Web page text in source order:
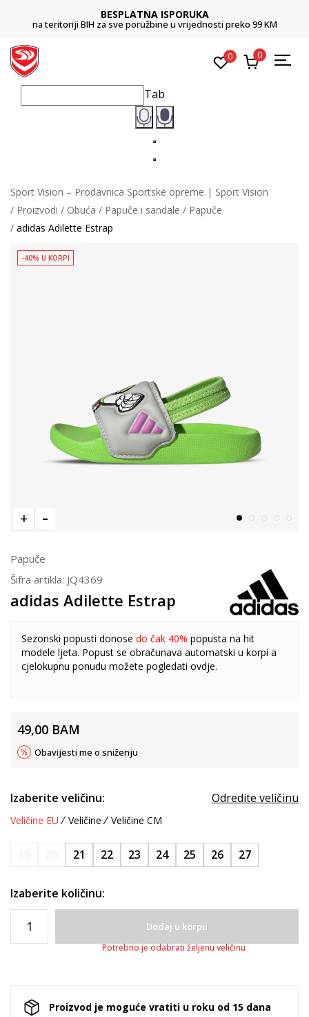
BESPLATNA ISPORUKA
sve poružbine u vrijednosti preko 99 KM Platite karticom online
0 0
Tab
Sport Vision – Prodavnica Sportske opreme | Sport Vision
Proizvodi
Obuća Papuče i sandale
Papuče
adidas Adilette Estrap
-40% U KORPI
Papuče
Šifra artikla: JQ4369
adidas Adilette Estrap
Sezonski popusti donose do čak 40% popusta na hit
modele ljeta. Popust se obračunava automatski u korpi a
cjelokupnu ponudu možete pogledati ovdje.
49,00 BAM
Obavijesti me o sniženju
Izaberite veličinu: Odredite veličinu
Veličine EU Veličine Veličine CM
21 22 23 24 25 26 27
Izaberite količinu:
Dodaj u korpu
Potrebno je odabrati željenu veličinu
Proizvod je moguće vratiti u roku od 15 dana